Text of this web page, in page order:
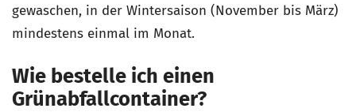
gewaschen, in der Wintersaison (November bis März)
mindestens einmal im Monat.
Wie bestelle ich einen
Grünabfallcontainer?